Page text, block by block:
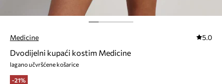
Medicine 5.0
Dvodijelni kupaći kostim Medicine
lagano učvršćene košarice
-21%